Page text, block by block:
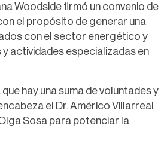
Woodside firmó un convenio de
el propósito de generar una
con el sector energético y
actividades especializadas en
hay una suma de voluntades y
el Dr. Américo Villarreal
Sosa para potenciar la